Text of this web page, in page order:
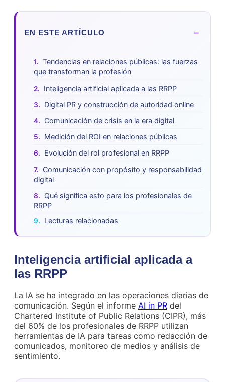
EN ESTE ARTÍCULO −
Tendencias en relaciones públicas: las fuerzas
que transforman la profesión
Inteligencia artificial aplicada a las RRPP
Digital PR y construcción de autoridad online
Comunicación de crisis en la era digital
Medición del ROI en relaciones públicas
Evolución del rol profesional en RRPP
Comunicación con propósito y responsabilidad
digital
Qué significa esto para los profesionales de
RRPP
Lecturas relacionadas
Inteligencia artificial aplicada a
las RRPP
La IA se ha integrado en las operaciones diarias de
comunicación. Según el informe AI in PR del
Chartered Institute of Public Relations (CIPR), más
del 60% de los profesionales de RRPP utilizan
herramientas de IA para tareas como redacción de
comunicados, monitoreo de medios y análisis de
sentimiento.